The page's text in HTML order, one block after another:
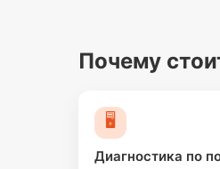
Почему
🖥️
Диагностика по